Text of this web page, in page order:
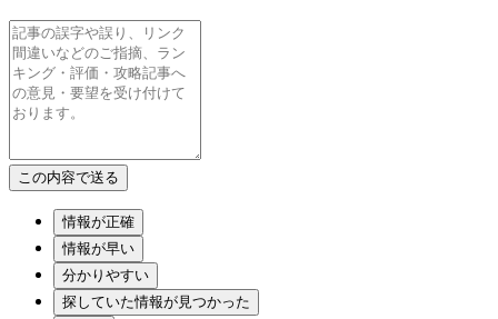
情報が正確
情報が早い
分かりやすい
探していた情報が見つかった